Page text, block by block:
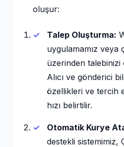
oluşur:
Talep Oluşturma:
uygulamamız veya
üzerinden
Alıcı ve gönderici
özellikleri ve tercih
hızı belirtilir.
Otomatik Kurye
destekli sistemimiz,